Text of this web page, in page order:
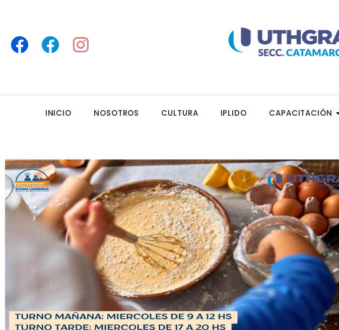
INICIO NOSOTROS CULTURA IPLIDO CAPACITACIÓN